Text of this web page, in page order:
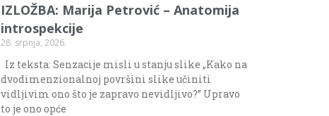
IZLOŽBA: Marija Petrović – Anatomija
introspekcije
28. srpnja, 2026.
Iz teksta: Senzacije misli u stanju slike „Kako na
dvodimenzionalnoj površini slike učiniti
vidljivim ono što je zapravo nevidljivo?” Upravo
to je ono opće